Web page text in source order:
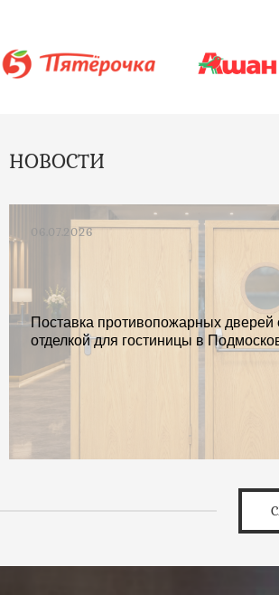
НОВОСТИ
06.07.2026
Поставка противопожарных
отделкой для гостиницы в